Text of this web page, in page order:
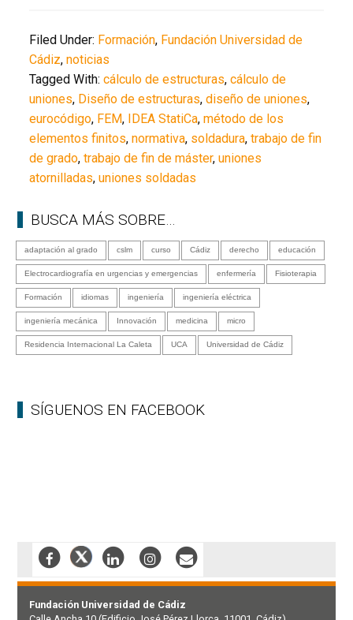
Filed Under: Formación, Fundación Universidad de
Cádiz,noticias
Tagged With:cálculo de estructuras,cálculo de
uniones, Diseño de estructuras,diseño de uniones,
eurocódigo, FEM, IDEA StatiCa,método de los
elementos finitos,normativa, soldadura,trabajo de fin
de grado,trabajo de fin de máster,uniones
atornilladas,uniones soldadas
BUSCA MÁS SOBRE…
adaptación al grado cslm curso Cádiz derecho educación
Electrocardiografía en urgencias y emergencias enfermería Fisioterapia
Formación idiomas ingeniería ingeniería eléctrica
ingeniería mecánica Innovación medicina micro
Residencia Internacional La Caleta UCA Universidad de Cádiz
SÍGUENOS EN FACEBOOK
Fundación Universidad de Cádiz